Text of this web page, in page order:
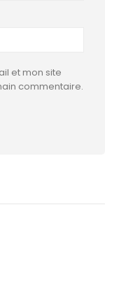
et mon site
commentaire.